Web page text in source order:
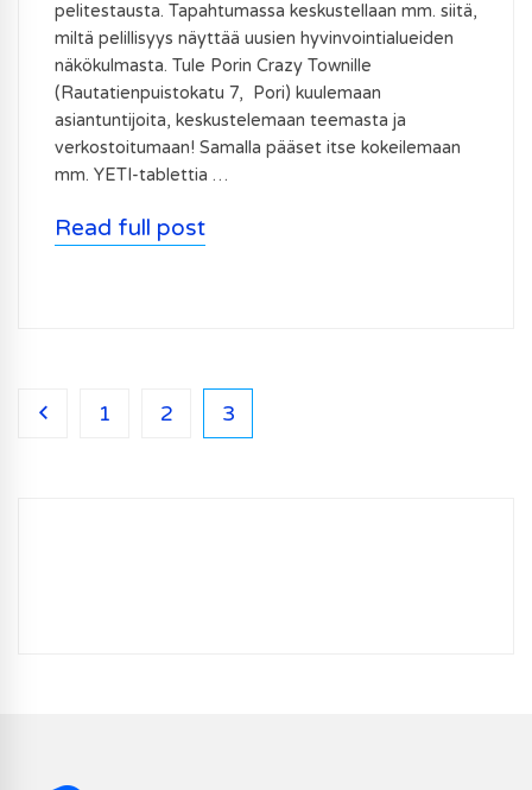
pelitestausta. Tapahtumassa keskustellaan mm. siitä,
miltä pelillisyys näyttää uusien hyvinvointialueiden
näkökulmasta. Tule Porin Crazy Townille
(Rautatienpuistokatu 7, Pori) kuulemaan
asiantuntijoita, keskustelemaan teemasta ja
verkostoitumaan! Samalla pääset itse kokeilemaan
mm. YETI-tablettia …
Read full post
1 2 3